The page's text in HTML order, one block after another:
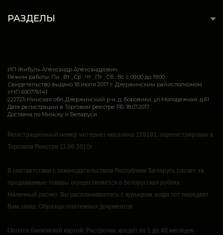
РАЗДЕЛЫ
ИП Жибуль Александр Александрович
Режим работы: Пн , Вт , Ср , Чт , Пт , Сб , Вс c 09:00 до 19:00
Свидетельство выдано 18 июля 2017 г. Дзержинским райисполкомом
УНП 690776141
222725 Минская обл.,Дзержинский р-н, д. Боровики, ул.Молодежная, д.61
Дата регистрации в Торговом реестре РБ: 18.07.2017
Доставка по Минску и Беларуси
Регистрационный номер интернет-магазина 159181, зарегистрирован в
Торговом Реестре 11.06.2010г.
В соответствии с законодательством Республики Беларусь расчет за
продаваемые товары осуществляется в белорусских рублях.
Наличный расчет. Вы расплачиваетесь с курьером, когда тот передает
Вам заказ. Образцы платежных документов
Оплата банковской картой. Рассрочка, кредит от 1 до 48 месяцев.